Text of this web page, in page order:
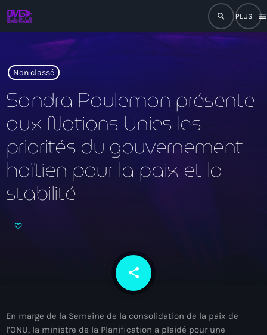
search
menu
close
play_arrow RADIO DROMAGE
Accueil
Programmation
Non classé
Sandra Paulemon présente
aux Nations Unies les
priorités du gouvernement
haïtien pour la paix et la
stabilité
share
email
En marge de la Semaine de la consolidation de la paix de
l’ONU, la ministre de la Planification a plaidé pour une